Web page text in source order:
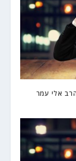
אלי עמר